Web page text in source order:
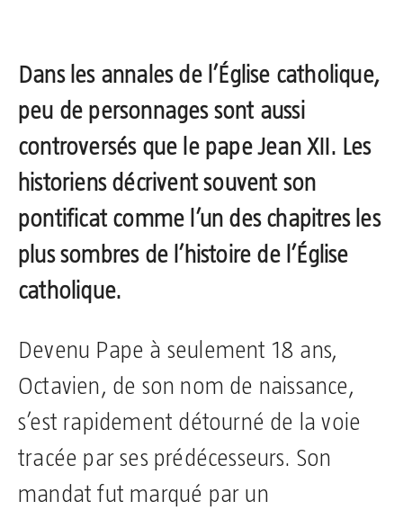
Dans les annales de l’Église catholique,
peu de personnages sont aussi
controversés que le pape Jean XII. Les
historiens décrivent souvent son
pontificat comme l’un des chapitres les
plus sombres de l’histoire de l’Église
catholique.
Devenu Pape à seulement 18 ans,
Octavien, de son nom de naissance,
s’est rapidement détourné de la voie
tracée par ses prédécesseurs. Son
mandat fut marqué par un